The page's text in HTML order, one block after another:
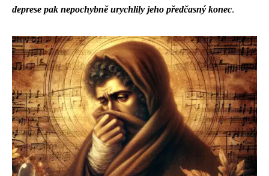
deprese pak nepochybně urychlily jeho předčasný konec.